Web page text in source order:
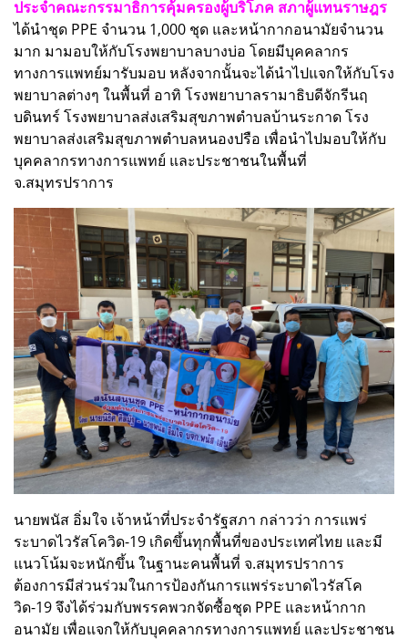
ประจำคณะกรรมาธิการคุ้มครองผู้บริโภค สภาผู้แทนราษฎร
ได้นำชุด PPE จำนวน 1,000 ชุด และหน้ากากอนามัยจำนวน
มาก มามอบให้กับโรงพยาบาลบางบ่อ โดยมีบุคคลากร
ทางการแพทย์มารับมอบ หลังจากนั้นจะได้นำไปแจกให้กับโรง
พยาบาลต่างๆ ในพื้นที่ อาทิ โรงพยาบาลรามาธิบดีจักรีนฤ
บดินทร์ โรงพยาบาลส่งเสริมสุขภาพตำบลบ้านระกาด โรง
พยาบาลส่งเสริมสุขภาพตำบลหนองปรือ เพื่อนำไปมอบให้กับ
บุคคลากรทางการแพทย์ และประชาชนในพื้นที่
จ.สมุทรปราการ
นายพนัส อิ่มใจ เจ้าหน้าที่ประจำรัฐสภา กล่าวว่า การแพร่
ระบาดไวรัสโควิด-19 เกิดขึ้นทุกพื้นที่ของประเทศไทย และมี
แนวโน้มจะหนักขึ้น ในฐานะคนพื้นที่ จ.สมุทรปราการ
ต้องการมีส่วนร่วมในการป้องกันการแพร่ระบาดไวรัสโค
วิด-19 จึงได้ร่วมกับพรรคพวกจัดซื้อชุด PPE และหน้ากาก
อนามัย เพื่อแจกให้กับบุคคลากรทางการแพทย์ และประชาชน